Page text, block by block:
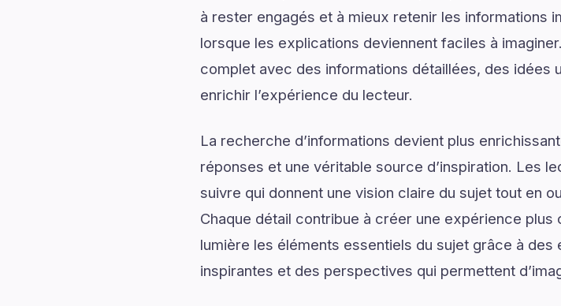
à rester engagés et à mieux retenir les informations
lorsque les explications deviennent faciles à
complet avec des informations détaillées, des idées
enrichir l’expérience du lecteur.
La recherche d’informations devient plus
réponses et une véritable source d’inspiration. Les
suivre qui donnent une vision claire du sujet tout en
Chaque détail contribue à créer une expérience
lumière les éléments essentiels du sujet grâce à
inspirantes et des perspectives qui permettent